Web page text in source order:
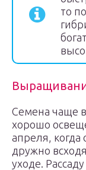
то
Семена чаще
хорошо
апреля, когда
дружно
уходе.